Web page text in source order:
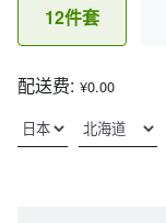
12件套
配送费: ¥0.00